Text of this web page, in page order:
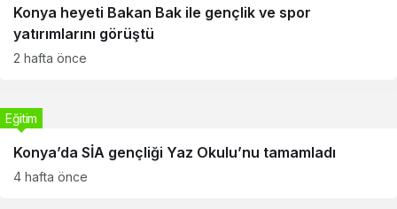
Konya heyeti Bakan Bak ile gençlik ve spor
yatırımlarını görüştü
2 hafta önce
Konya’da SİA gençliği Yaz Okulu’nu tamamladı
Eğitim
4 hafta önce